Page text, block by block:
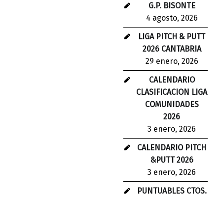
G.P. BISONTE
4 agosto, 2026
LIGA PITCH & PUTT
2026 CANTABRIA
29 enero, 2026
CALENDARIO
CLASIFICACION LIGA
COMUNIDADES
2026
3 enero, 2026
CALENDARIO PITCH
&PUTT 2026
3 enero, 2026
PUNTUABLES CTOS.